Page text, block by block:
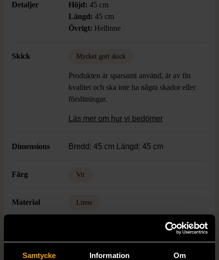
Samtycke Information Om
Detaljer Höjd: 45 cm
Längd: 45 cm
Övrigt: Hellinne
Skick Mycket gott skick
Produkten är sparsamt använd, är av fin
kvalitet och ska inte ha några skador eller
förslitningar.
Läs mer om hur vi bedömer
Dimensions Bredd: 45 cm Längd: 45 cm
Färg Vit
Material Linne